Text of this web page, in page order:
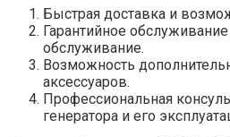
Быстрая доставка и
Гарантийное
обслуживание.
Возможность
аксессуаров.
Профессиональная
генератора и его